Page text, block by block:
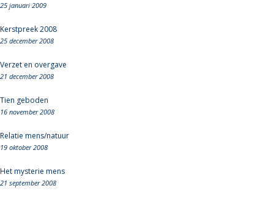
25 januari 2009
Kerstpreek 2008
25 december 2008
Verzet en overgave
21 december 2008
Tien geboden
16 november 2008
Relatie mens/natuur
19 oktober 2008
Het mysterie mens
21 september 2008